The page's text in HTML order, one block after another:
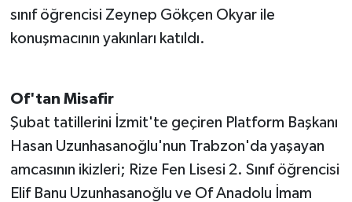
sınıf öğrencisi Zeynep Gökçen Okyar ile
konuşmacının yakınları katıldı.
Of'tan Misafir
Şubat tatillerini İzmit'te geçiren Platform Başkanı
Hasan Uzunhasanoğlu'nun Trabzon'da yaşayan
amcasının ikizleri; Rize Fen Lisesi 2. Sınıf öğrencisi
Elif Banu Uzunhasanoğlu ve Of Anadolu İmam